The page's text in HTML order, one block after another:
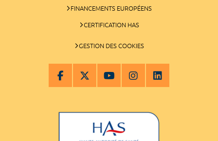
FINANCEMENTS EUROPÉENS
CERTIFICATION HAS
GESTION DES COOKIES